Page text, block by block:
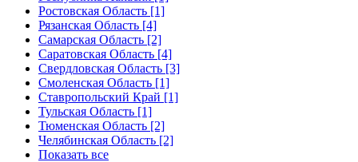
Ростовская Область [1]
Рязанская Область [4]
Самарская Область [2]
Саратовская Область [4]
Свердловская Область [3]
Смоленская Область [1]
Ставропольский Край [1]
Тульская Область [1]
Тюменская Область [2]
Челябинская Область [2]
Показать все